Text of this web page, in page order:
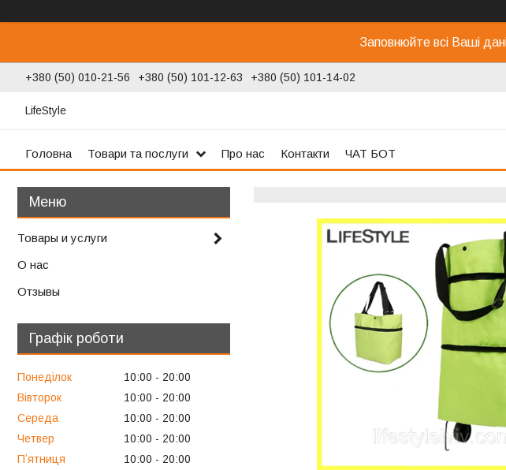
Заповнюйте всі Ваші
+380 (50) 010-21-56 +380 (50) 101-12-63 +380 (50) 101-14-02
LifeStyle
Головна Товари та послуги Про нас Контакти ЧАТ БОТ
Товары и услуги
О нас
Отзывы
Графік роботи
Понеділок 10:00
20:00
Вівторок
10:00
20:00
Середа
10:00
20:00
Четвер
10:00
20:00
Пʼятниця
10:00
20:00